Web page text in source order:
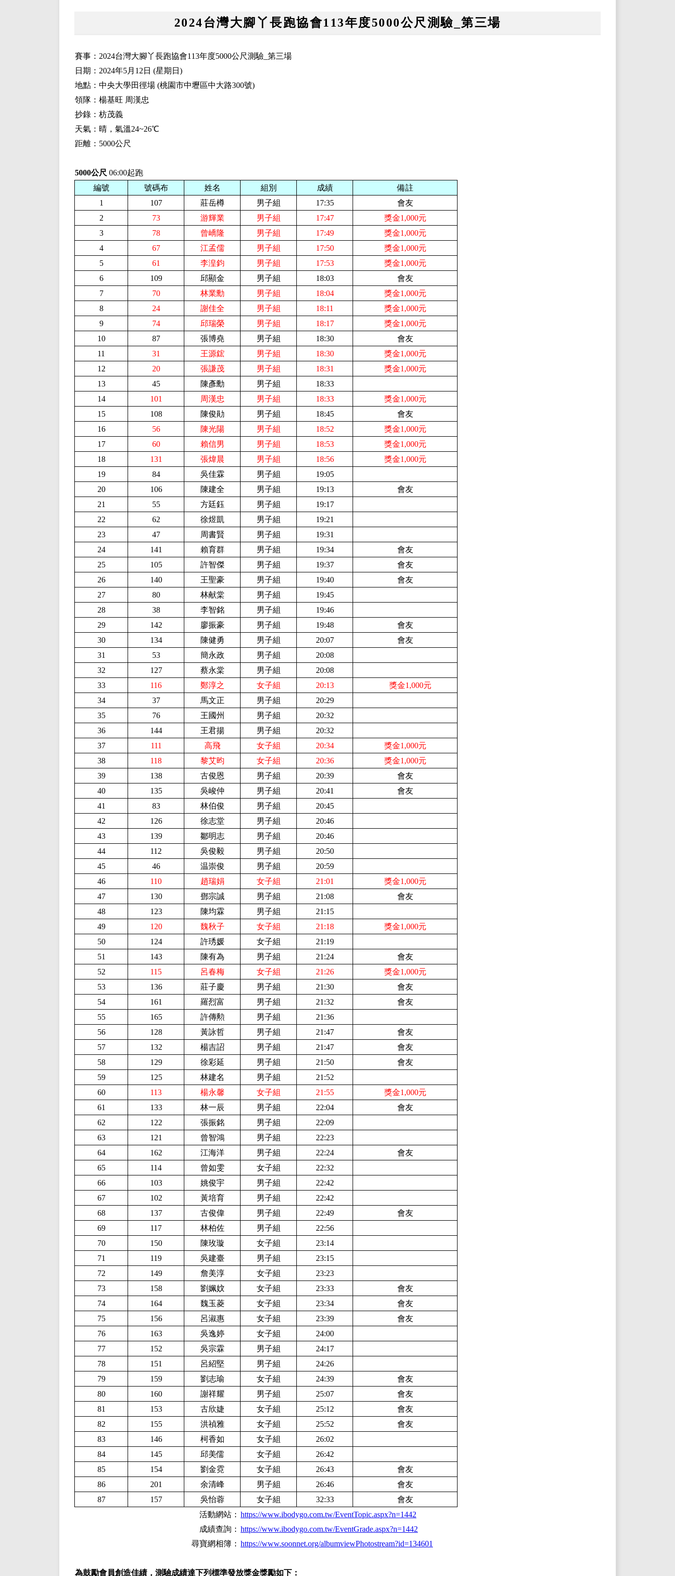
2024台灣大腳丫長跑協會113年度5000公尺測驗_第三場
賽事：2024台灣大腳丫長跑協會113年度5000公尺測驗_第三場
日期：2024年5月12日 (星期日)
地點：中央大學田徑場 (桃園市中壢區中大路300號)
領隊：楊基旺 周漢忠
抄錄：枋茂義
天氣：晴，氣溫24~26℃
距離：5000公尺
5000公尺 06:00起跑
編號
號碼布 姓名 組別 成績
備註
1
107 莊岳樽 男子組 17:35
會友
2
73 游輝業 男子組 17:47
獎金1,000元
3
78 曾嶠隆 男子組 17:49
獎金1,000元
4
67 江孟儒 男子組 17:50
獎金1,000元
5
61 李湟鈞 男子組 17:53
獎金1,000元
6
109 邱顯金 男子組 18:03
會友
7
70 林業勳 男子組 18:04
獎金1,000元
8
24 謝佳全 男子組 18:11
獎金1,000元
9
74 邱瑞榮 男子組 18:17
獎金1,000元
10
87 張博堯 男子組 18:30
會友
11
31 王源鋐 男子組 18:30
獎金1,000元
12
20 張謙茂 男子組 18:31
獎金1,000元
13
45 陳彥勳 男子組
18:33
14
101 周漢忠 男子組 18:33
獎金1,000元
15
108 陳俊勛 男子組 18:45
會友
16
56 陳光陽 男子組 18:52
獎金1,000元
17
60 賴信男 男子組 18:53
獎金1,000元
18
131 張煒晨 男子組 18:56
獎金1,000元
19
84 吳佳霖 男子組
19:05
20
106 陳建全 男子組 19:13
會友
21
55 方廷鈺 男子組
19:17
22
62 徐煜凱 男子組
19:21
23
47 周書賢 男子組
19:31
24
141 賴育群 男子組 19:34
會友
25
105 許智傑 男子組 19:37
會友
26
140 王聖豪 男子組 19:40
會友
27
80 林献棠 男子組
19:45
28
38 李智銘 男子組
19:46
29
142 廖振豪 男子組 19:48
會友
30
134 陳健勇 男子組 20:07
會友
31
53 簡永政 男子組
20:08
32
127 蔡永棠 男子組
20:08
33
116 鄭淳之 女子組 20:13
獎金1,000元
34
37 馬文正 男子組
20:29
35
76 王國州 男子組
20:32
36
144 王君揚 男子組
20:32
37
111 高飛 女子組 20:34
獎金1,000元
38
118 黎艾昀 女子組 20:36
獎金1,000元
39
138 古俊恩 男子組 20:39
會友
40
135 吳峻仲 男子組 20:41
會友
41
83 林伯俊 男子組
20:45
42
126 徐志堂 男子組
20:46
43
139 鄒明志 男子組
20:46
44
112 吳俊毅 男子組
20:50
45
46 温崇俊 男子組
20:59
46
110 趙瑞娟 女子組 21:01
獎金1,000元
47
130 鄧宗誠 男子組 21:08
會友
48
123 陳均霖 男子組
21:15
49
120 魏秋子 女子組 21:18
獎金1,000元
50
124 許琇媛 女子組
21:19
51
143 陳有為 男子組 21:24
會友
52
115 呂春梅 女子組 21:26
獎金1,000元
53
136 莊子慶 男子組 21:30
會友
54
161 羅烈富 男子組 21:32
會友
55
165 許傳勲 男子組
21:36
56
128 黃詠哲 男子組 21:47
會友
57
132 楊吉詔 男子組 21:47
會友
58
129 徐彩延 男子組 21:50
會友
59
125 林建名 男子組
21:52
60
113 楊永馨 女子組 21:55
獎金1,000元
61
133 林一辰 男子組 22:04
會友
62
122 張振銘 男子組
22:09
63
121 曾智鴻 男子組
22:23
64
162 江海洋 男子組 22:24
會友
65
114 曾如雯 女子組
22:32
66
103 姚俊宇 男子組
22:42
67
102 黃培育 男子組
22:42
68
137 古俊偉 男子組 22:49
會友
69
117 林柏佐 男子組
22:56
70
150 陳玫璇 女子組
23:14
71
119 吳建臺 男子組
23:15
72
149 詹美淳 女子組
23:23
73
158 劉姵妏 女子組 23:33
會友
74
164 魏玉菱 女子組 23:34
會友
75
156 呂淑惠 女子組 23:39
會友
76
163 吳逸婷 女子組
24:00
77
152 吳宗霖 男子組
24:17
78
151 呂紹堅 男子組
24:26
79
159 劉志瑜 女子組 24:39
會友
80
160 謝祥耀 男子組 25:07
會友
81
153 古欣婕 女子組 25:12
會友
82
155 洪禎雅 女子組 25:52
會友
83
146 柯香如 女子組
26:02
84
145 邱美儒 女子組
26:42
85
154 劉金霓 女子組 26:43
會友
86
201 余清峰 男子組 26:46
會友
87
157 吳怡蓉 女子組 32:33
會友
活動網站： https://www.ibodygo.com.tw/EventTopic.aspx?n=1442
成績查詢： https://www.ibodygo.com.tw/EventGrade.aspx?n=1442
尋寶網相簿： https://www.soonnet.org/albumviewPhotostream?id=134601
為鼓勵會員創造佳績，測驗成績達下列標準發放獎金獎勵如下：